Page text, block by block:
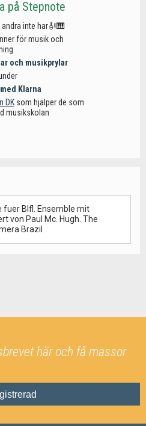
på Stepnote
andra inte har🎻🎹
för musik och
och musikprylar
Klarna
DKsom hjälper de som
musikskolan
fuer Blfl. Ensemble mit
von Paul Mc. Hugh. The
Brazil
här och få massor